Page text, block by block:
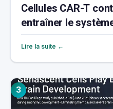
Cellules CAR-T
entraîner le
éliminer les
Lire la suite ←
3